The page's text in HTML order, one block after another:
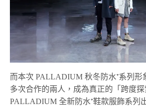
而本次PALLADIUM秋冬防水⁺系列形
多次合作的兩人，成為真正的「跨度
PALLADIUM全新防水⁺鞋款服飾系列